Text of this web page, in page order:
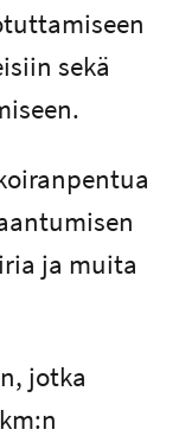
sekä
ja muita
jotka